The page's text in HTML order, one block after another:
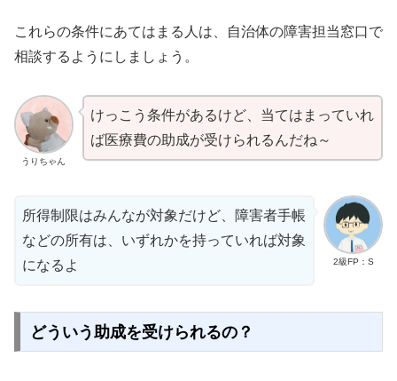
これらの条件にあてはまる人は、自治体の障害担当窓口で
相談するようにしましょう。
うりちゃん
けっこう条件があるけど、当てはまっていれ
ば医療費の助成が受けられるんだね～
2級FP：S
所得制限はみんなが対象だけど、障害者手帳
などの所有は、いずれかを持っていれば対象
になるよ
どういう助成を受けられるの？